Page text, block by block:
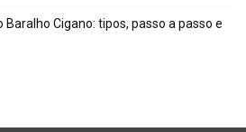
Cigano: tipos, passo a passo e